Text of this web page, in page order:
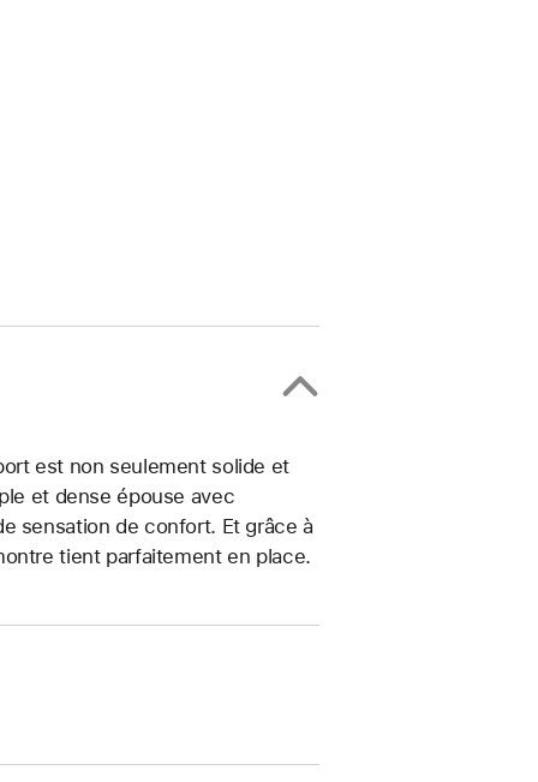
est non seulement solide et
et dense épouse avec
sensation de confort. Et grâce à
tient parfaitement en place.